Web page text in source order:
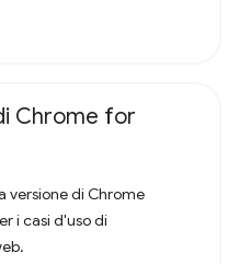
Chrome for
versione di Chrome
i casi d'uso di